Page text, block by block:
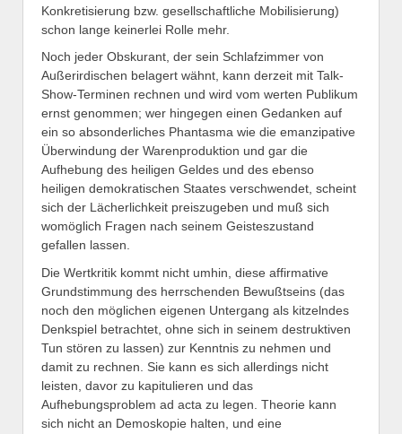
Konkretisierung bzw. gesellschaftliche Mobilisierung)
schon lange keinerlei Rolle mehr.
Noch jeder Obskurant, der sein Schlafzimmer von
Außerirdischen belagert wähnt, kann derzeit mit Talk-
Show-Terminen rechnen und wird vom werten Publikum
ernst genommen; wer hingegen einen Gedanken auf
ein so absonderliches Phantasma wie die emanzipative
Überwindung der Warenproduktion und gar die
Aufhebung des heiligen Geldes und des ebenso
heiligen demokratischen Staates verschwendet, scheint
sich der Lächerlichkeit preiszugeben und muß sich
womöglich Fragen nach seinem Geisteszustand
gefallen lassen.
Die Wertkritik kommt nicht umhin, diese affirmative
Grundstimmung des herrschenden Bewußtseins (das
noch den möglichen eigenen Untergang als kitzelndes
Denkspiel betrachtet, ohne sich in seinem destruktiven
Tun stören zu lassen) zur Kenntnis zu nehmen und
damit zu rechnen. Sie kann es sich allerdings nicht
leisten, davor zu kapitulieren und das
Aufhebungsproblem ad acta zu legen. Theorie kann
sich nicht an Demoskopie halten, und eine